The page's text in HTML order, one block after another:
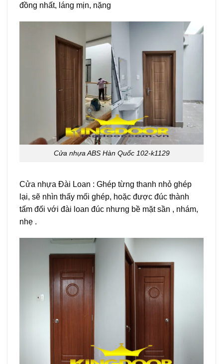
đồng nhất, láng mịn, nặng
Cửa nhựa ABS Hàn Quốc 102-k1129
Cửa nhựa Đài Loan : Ghép từng thanh nhỏ ghép
lại, sẽ nhìn thấy mối ghép, hoặc được đúc thành
tấm đối với đài loan đúc nhưng bề mặt sần , nhám,
nhẹ .